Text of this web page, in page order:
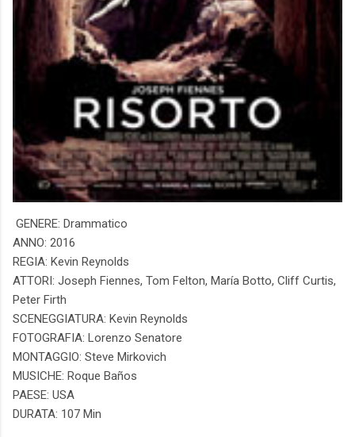
GENERE: Drammatico
ANNO: 2016
REGIA: Kevin Reynolds
ATTORI: Joseph Fiennes, Tom Felton, María Botto, Cliff Curtis,
Peter Firth
SCENEGGIATURA: Kevin Reynolds
FOTOGRAFIA: Lorenzo Senatore
MONTAGGIO: Steve Mirkovich
MUSICHE: Roque Baños
PAESE: USA
DURATA: 107 Min